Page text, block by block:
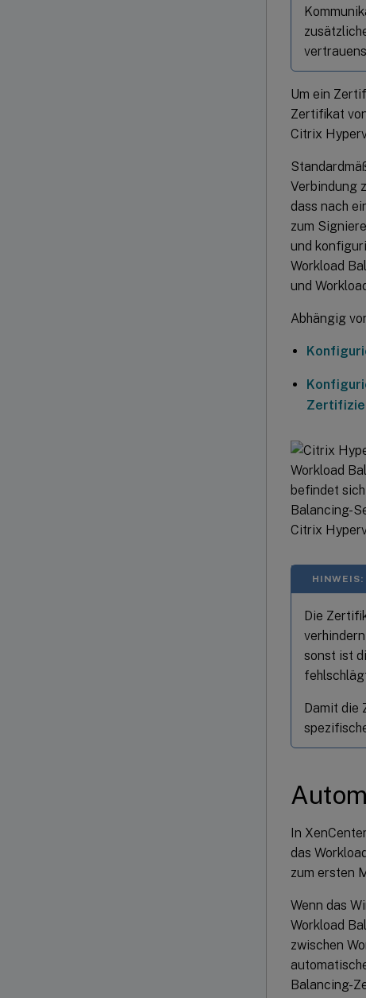
Um ein
Zertifikat
Citrix
Verbindung
dass nach
zum
und
Workload
und
Abhängig
HINWEIS:
Die
sonst ist
Damit die
In
das
zum ersten
Wenn das
Workload
zwischen
Balancing-